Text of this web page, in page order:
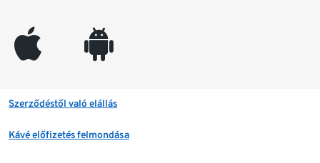
appleinc android
Szerződéstől való elállás
Kávé előfizetés felmondása